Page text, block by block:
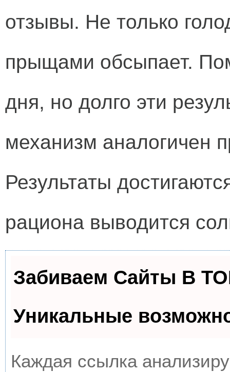
отзывы. Не только
прыщами обсыпает.
дня, но долго эти
механизм аналогичен
Результаты
рациона выводится
Забиваем Сайты В
Уникальные
Каждая ссылка